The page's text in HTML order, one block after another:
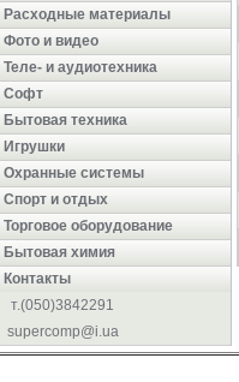
Расходные материалы
Фото и видео
Теле- и аудиотехника
Софт
Бытовая техника
Игрушки
Охранные системы
Cпорт и отдых
Торговое оборудование
Бытовая химия
Контакты
т.(050)3842291
supercomp@i.ua